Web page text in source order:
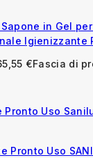
in Gel
Igienizzante
€Fascia di
Pronto Uso